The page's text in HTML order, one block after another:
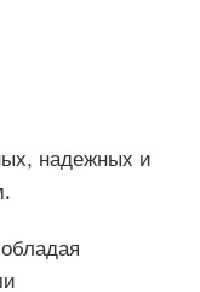
надежных и